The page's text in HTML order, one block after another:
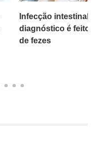
Infecção intestinal
diagnóstico é feito
de fezes